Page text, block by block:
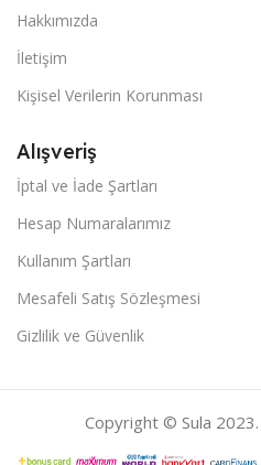
Hakkımızda
İletişim
Kişisel Verilerin Korunması
Alışveriş
İptal ve İade Şartları
Hesap Numaralarımız
Kullanım Şartları
Mesafeli Satış Sözleşmesi
Gizlilik ve Güvenlik
Copyright © Sula 2023.